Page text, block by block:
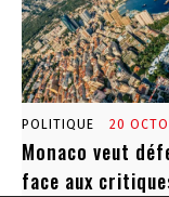
POLITIQUE 20
Monaco veut
face aux